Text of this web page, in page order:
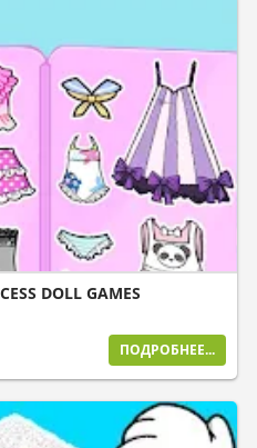
DOLL GAMES
ПОДРОБНЕЕ...